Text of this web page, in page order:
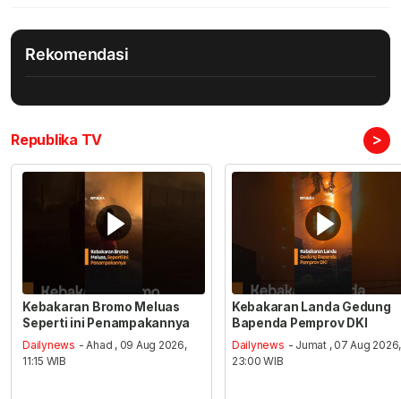
Rekomendasi
Republika TV >
Kebakaran Bromo Meluas
Seperti ini Penampakannya
Dailynews - Ahad , 09 Aug 2026,
11:15 WIB
Kebakaran Landa Gedung
Bapenda Pemprov DKI
Dailynews - Jumat , 07 Aug 2026,
23:00 WIB